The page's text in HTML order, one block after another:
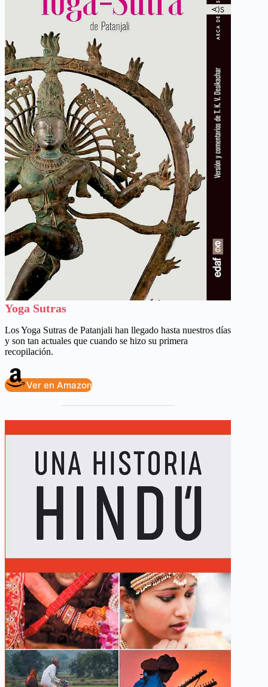
Yoga Sutras
Los Yoga Sutras de Patanjali han llegado hasta nuestros días
y son tan actuales que cuando se hizo su primera
recopilación.
Ver en Amazon